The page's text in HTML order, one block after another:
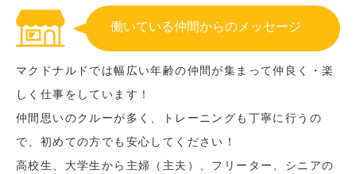
働いている仲間からのメッセージ
マクドナルドでは幅広い年齢の仲間が集まって仲良く・楽
しく仕事をしています！
仲間思いのクルーが多く、トレーニングも丁寧に行うの
で、初めての方でも安心してください！
高校生、大学生から主婦（主夫）、フリーター、シニアの